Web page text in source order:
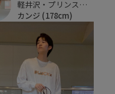
軽井沢・プリンスショッピングプラザ
カンジ (178cm)